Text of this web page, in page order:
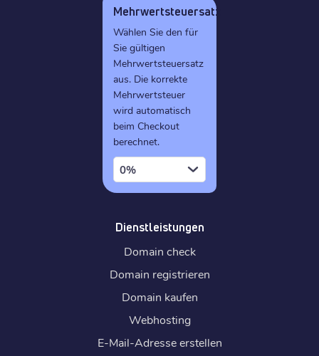
Mehrwertsteuersatz
Wählen Sie den für
Sie gültigen
Mehrwertsteuersatz
aus. Die korrekte
Mehrwertsteuer
wird automatisch
beim Checkout
berechnet.
0%
Dienstleistungen
Domain check
Domain registrieren
Domain kaufen
Webhosting
E-Mail-Adresse erstellen